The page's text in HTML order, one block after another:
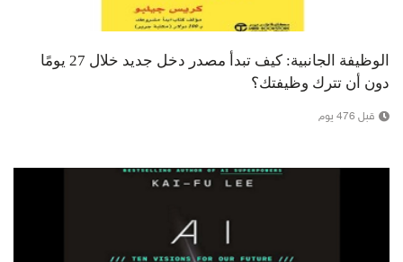
الوظيفة الجانبية: كيف تبدأ مصدر دخل جديد خلال 27 يومًا
دون أن تترك وظيفتك؟
قبل 476 يوم